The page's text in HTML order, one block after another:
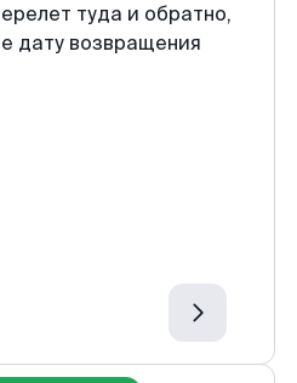
туда и обратно,
дату возвращения